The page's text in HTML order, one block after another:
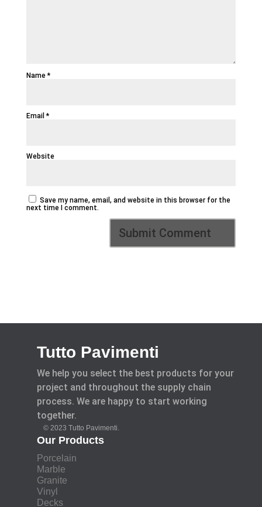
Name*
Email*
Website
Save my name, email, and website in this browser for the
next time I comment.
Tutto Pavimenti
We help you select the best products for your
project and throughout the supply chain
process. We are happy to start working
together.
© 2023 Tutto Pavimenti.
Our Products
Porcelain
Marble
Granite
Vinyl
Decks